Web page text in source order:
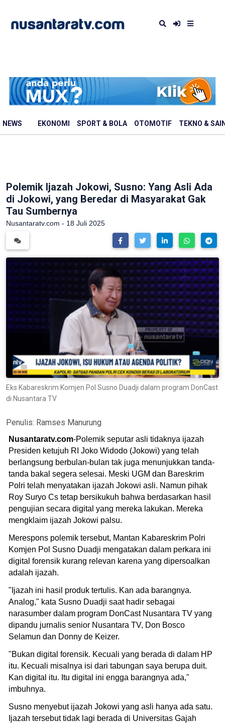
NEWS EKONOMI SPORT & BOLA OTOMOTIF TEKNO &
Polemik Ijazah Jokowi, Susno: Yang Asli Ada
di Jokowi, yang Beredar di Masyarakat Gak
Tau Sumbernya
Nusantaratv.com - 18 Juli 2025
Eks Kabareskrim Komjen Pol Susno Duadji dalam program DonCast
di Nusantara TV
Penulis: Ramses Manurung
Nusantaratv.com-Polemik seputar asli tidaknya ijazah
Presiden ketujuh RI Joko Widodo (Jokowi) yang telah
berlangsung berbulan-bulan tak juga menunjukkan tanda-
tanda bakal segera selesai. Meski UGM dan Bareskrim
Polri telah menyatakan ijazah Jokowi asli. Namun pihak
Roy Suryo Cs tetap bersikukuh bahwa berdasarkan hasil
pengujian secara digital yang mereka lakukan. Mereka
mengklaim ijazah Jokowi palsu.
Merespons polemik tersebut, Mantan Kabareskrim Polri
Komjen Pol Susno Duadji mengatakan dalam perkara ini
digital forensik kurang relevan karena yang dipersoalkan
adalah ijazah.
"Ijazah ini hasil produk tertulis. Kan ada barangnya.
Analog," kata Susno Duadji saat hadir sebagai
narasumber dalam program DonCast Nusantara TV yang
dipandu jurnalis senior Nusantara TV, Don Bosco
Selamun dan Donny de Keizer.
"Bukan digital forensik. Kecuali yang berada di dalam HP
itu. Kecuali misalnya isi dari tabungan saya berupa duit.
Kan digital itu. Itu digital ini engga barangnya ada,"
imbuhnya.
Susno menyebut ijazah Jokowi yang asli hanya ada satu.
Ijazah tersebut tidak lagi berada di Universitas Gajah